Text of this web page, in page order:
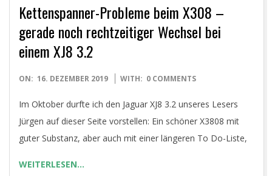
Kettenspanner-Probleme beim X308 –
gerade noch rechtzeitiger Wechsel bei
einem XJ8 3.2
2019-
16
ON: 16. DEZEMBER 2019 WITH: 0 COMMENTS
Im Oktober durfte ich den Jaguar XJ8 3.2 unseres Lesers
Jürgen auf dieser Seite vorstellen: Ein schöner X3808 mit
guter Substanz, aber auch mit einer längeren To Do-Liste,
WEITERLESEN…